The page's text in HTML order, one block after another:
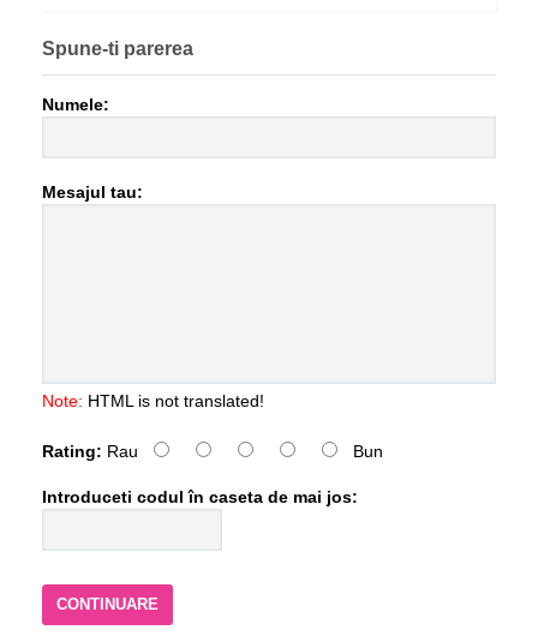
Spune-ti parerea
Numele:
Mesajul tau:
Note: HTML is not translated!
Rating: Rau Bun
Introduceti codul în caseta de mai jos:
CONTINUARE